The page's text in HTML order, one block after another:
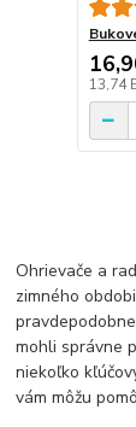
13,74
Ohrievače a
zimného
mohli správne
niekoľko
vám môžu